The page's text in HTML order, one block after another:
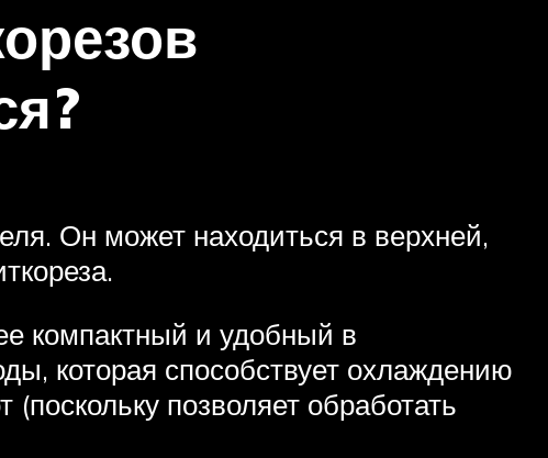
Он может находиться в верхней,
компактный и удобный в
которая способствует охлаждению
позволяет обработать